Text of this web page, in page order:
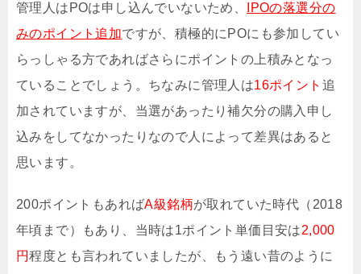
管理人はPOは申し込んでいないため、
IPOの落選分の
みのポイント追加ですが、積極的にPOにも参加してい
らっしゃる方であればさらにポイントの上積みとなっ
ていることでしょう。ちなみに管理人は16ポイント 追
加されていますが、当選があったり補欠分の購入申し
込みをしてなかったりなので人によって差異はあると
思います。
200ポイントもあればA級銘柄が取れていた時代（2018
年頃まで）もあり、当時は1ポイント単価目安は2,000
円程度とも言われていましたが、もう遠い昔のように